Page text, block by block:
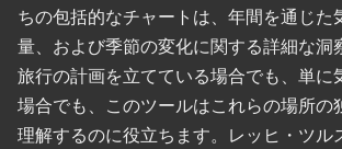
ちの包括的なチャートは、年間を通じた
量、および季節の変化に関する詳細な洞
旅行の計画を立てている場合でも、単に
場合でも、このツールはこれらの場所の
理解するのに役立ちます。レッヒ・ツル